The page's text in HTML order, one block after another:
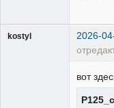
kostyl 2026-
вот